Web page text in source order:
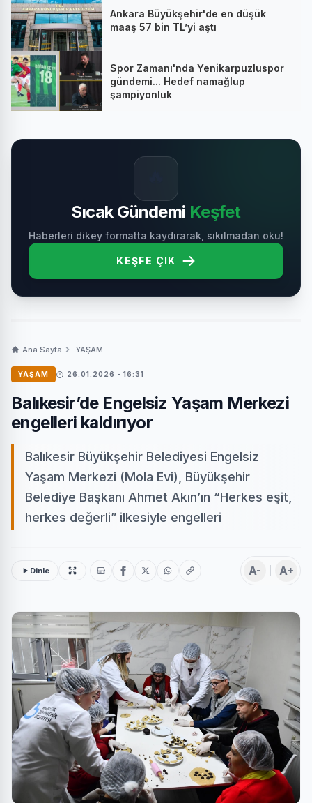
Ankara Büyükşehir'de en düşük
maaş 57 bin TL’yi aştı
Spor Zamanı'nda Yenikarpuzluspor
gündemi... Hedef namağlup
şampiyonluk
Sıcak Gündemi Keşfet
Haberleri dikey formatta kaydırarak, sıkılmadan oku!
KEŞFE ÇIK
Ana Sayfa YAŞAM
YAŞAM 26.01.2026 - 16:31
Balıkesir’de Engelsiz Yaşam Merkezi
engelleri kaldırıyor
Balıkesir Büyükşehir Belediyesi Engelsiz
Yaşam Merkezi (Mola Evi), Büyükşehir
Belediye Başkanı Ahmet Akın’ın “Herkes eşit,
herkes değerli” ilkesiyle engelleri
Dinle A- A+